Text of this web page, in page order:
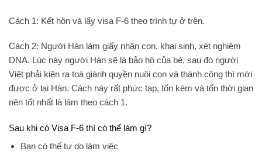
Cách 1: Kết hôn và lấy visa F-6 theo trình tự ở trên.
Cách 2: Người Hàn làm giấy nhận con, khai sinh, xét nghiệm
DNA. Lúc này người Hàn sẽ là bảo hộ của bé, sau đó người
Việt phải kiện ra toà giành quyền nuôi con và thành công thì mới
được ở lại Hàn. Cách này rất phức tạp, tốn kém và tốn thời gian
nên tốt nhất là làm theo cách 1.
Sau khi có Visa F-6 thì có thể làm gì?
Bạn có thể tự do làm việc